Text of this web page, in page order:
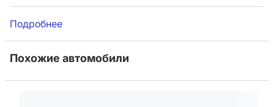
Подробнее
Похожие автомобили